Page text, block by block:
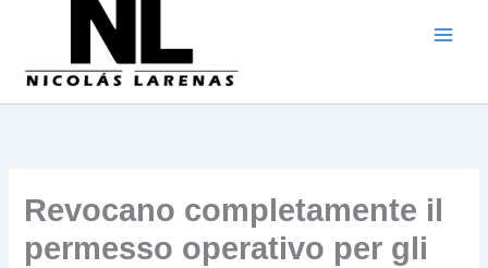
Revocano completamente il
permesso operativo per gli